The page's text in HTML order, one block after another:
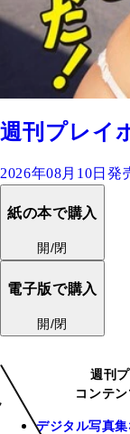
週刊プレイ
2026年08月10日発
紙の本で購入
開/閉
電子版で購入
開/閉
週刊
コンテ
デジタル写真